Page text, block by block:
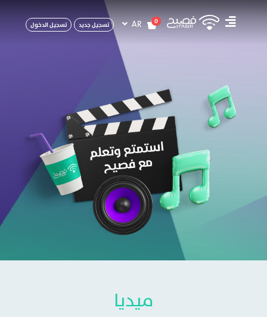
0
AR تسجيل جديد تسجيل الدخول
ميديا